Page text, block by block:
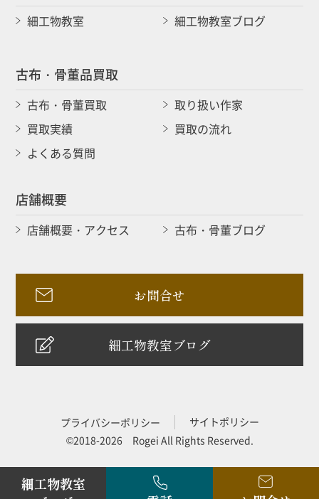
細工物教室
細工物教室 細工物教室ブログ
古布・骨董品買取
古布・骨董買取
取り扱い作家
買取実績
買取の流れ
よくある質問
店舗概要
店舗概要・アクセス 古布・骨董ブログ
お問合せ
細工物教室ブログ
プライバシーポリシー
サイトポリシー
©2018-2026 Rogei All Rights Reserved.